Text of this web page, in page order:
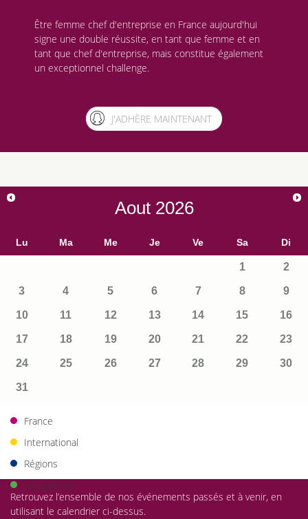
Être femme chef d'entreprise en France aujourd'hui
signe une double réussite, en tant que femme et en
tant que chef d'entreprise, mais constitue également
un exceptionnel challenge.
J'ADHÈRE MAINTENANT
Aout 2026
Lu Ma Me Je Ve Sa Di
1 2
3 4 5 6 7 8 9
10 11 12 13 14 15 16
17 18 19 20 21 22 23
24 25 26 27 28 29 30
31
France
International
Régions
Délégations
Retrouvez l’ensemble de nos événements passés et à venir, en
utilisant le calendrier ci-dessus.